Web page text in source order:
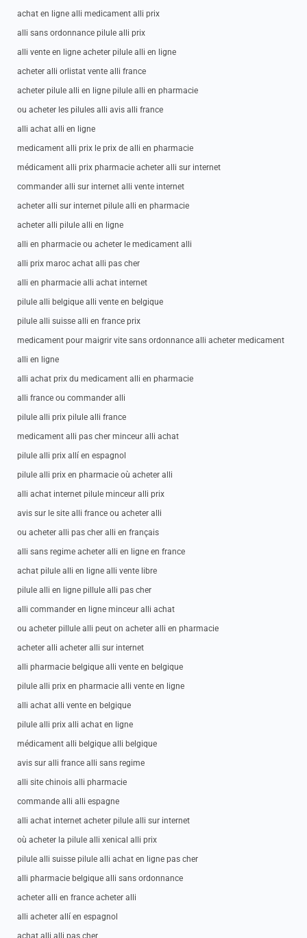
achat en ligne alli medicament alli prix
alli sans ordonnance pilule alli prix
alli vente en ligne acheter pilule alli en ligne
acheter alli orlistat vente alli france
acheter pilule alli en ligne pilule alli en pharmacie
ou acheter les pilules alli avis alli france
alli achat alli en ligne
medicament alli prix le prix de alli en pharmacie
médicament alli prix pharmacie acheter alli sur internet
commander alli sur internet alli vente internet
acheter alli sur internet pilule alli en pharmacie
acheter alli pilule alli en ligne
alli en pharmacie ou acheter le medicament alli
alli prix maroc achat alli pas cher
alli en pharmacie alli achat internet
pilule alli belgique alli vente en belgique
pilule alli suisse alli en france prix
medicament pour maigrir vite sans ordonnance alli acheter medicament
alli en ligne
alli achat prix du medicament alli en pharmacie
alli france ou commander alli
pilule alli prix pilule alli france
medicament alli pas cher minceur alli achat
pilule alli prix allí en espagnol
pilule alli prix en pharmacie où acheter alli
alli achat internet pilule minceur alli prix
avis sur le site alli france ou acheter alli
ou acheter alli pas cher alli en français
alli sans regime acheter alli en ligne en france
achat pilule alli en ligne alli vente libre
pilule alli en ligne pillule alli pas cher
alli commander en ligne minceur alli achat
ou acheter pillule alli peut on acheter alli en pharmacie
acheter alli acheter alli sur internet
alli pharmacie belgique alli vente en belgique
pilule alli prix en pharmacie alli vente en ligne
alli achat alli vente en belgique
pilule alli prix alli achat en ligne
médicament alli belgique alli belgique
avis sur alli france alli sans regime
alli site chinois alli pharmacie
commande alli alli espagne
alli achat internet acheter pilule alli sur internet
où acheter la pilule alli xenical alli prix
pilule alli suisse pilule alli achat en ligne pas cher
alli pharmacie belgique alli sans ordonnance
acheter alli en france acheter alli
alli acheter allí en espagnol
achat alli alli pas cher